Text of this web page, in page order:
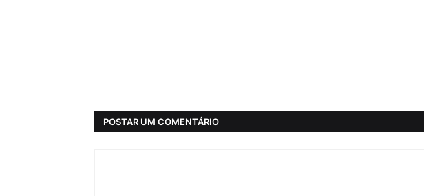
POSTAR UM COMENTÁRIO